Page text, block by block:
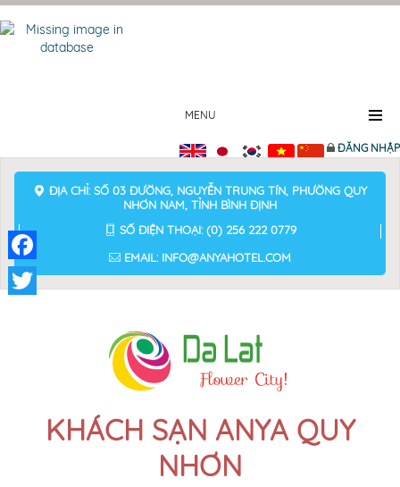
MENU
ĐĂNG NHẬP
ĐỊA CHỈ: SỐ 03 ĐƯỜNG, NGUYỄN TRUNG TÍN, PHƯỜNG QUY
NHƠN NAM, TỈNH BÌNH ĐỊNH
SỐ ĐIỆN THOẠI: (0) 256 222 0779
EMAIL: INFO@ANYAHOTEL.COM
KHÁCH SẠN ANYA QUY
NHƠN
Facebook